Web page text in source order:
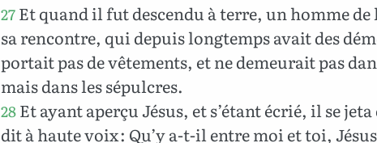
27Et quand il fut descendu à terre, un homme
sa rencontre, qui depuis longtemps avait des
portait pas de vêtements, et ne demeurait pas
mais dans les sépulcres.
28Et ayant aperçu Jésus, et s’étant écrié, il se
dit à haute voix : Qu’y a-t-il entre moi et toi,